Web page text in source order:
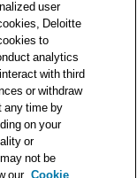
objectif
ne peuvent
par un
Un soin
néanmoins
relative
contenir.​
user
Deloitte
to
analytics
with third
or withdraw
any time by
on your
or
not be
our Cookie